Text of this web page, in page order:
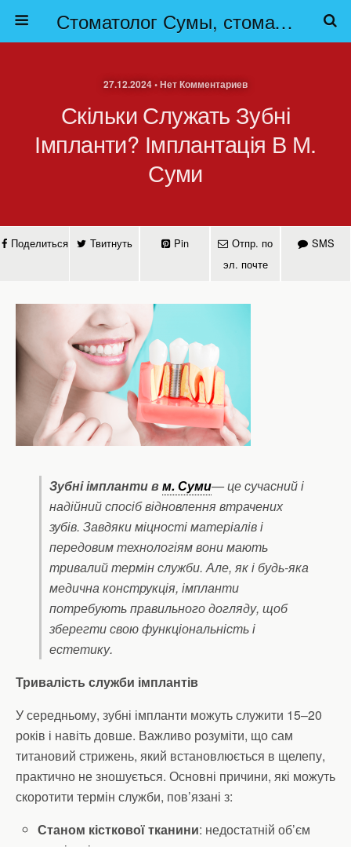
Стоматолог Сумы, стоматологические клиники Сумы, детская стоматология в Сумах. | Частная стоматология Сумы
27.12.2024 • Нет Комментариев
Скільки Служать Зубні
Імпланти? Імплантація В М.
Суми
Поделиться Твитнуть Pin
Отпр. по
эл. почте
SMS
Зубні імпланти вм. Суми— це сучасний і
надійний спосіб відновлення втрачених
зубів. Завдяки міцності матеріалів і
передовим технологіям вони мають
тривалий термін служби. Але, як і будь-яка
медична конструкція, імпланти
потребують правильного догляду, щоб
зберегти свою функціональність і
естетику.
Тривалість служби імплантів
У середньому, зубні імпланти можуть служити 15–20
років і навіть довше. Важливо розуміти, що сам
титановий стрижень, який встановлюється в щелепу,
практично не зношується. Основні причини, які можуть
скоротити термін служби, пов’язані з:
Станом кісткової тканини: недостатній об’єм